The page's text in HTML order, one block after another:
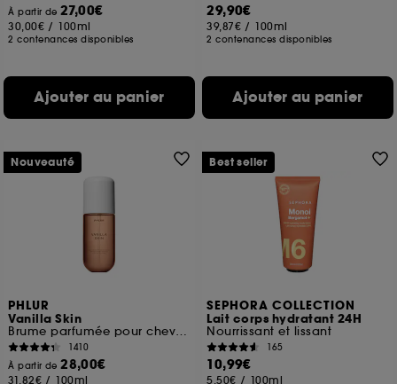
À partir de27,00€
30,00€ / 100ml
2 contenances disponibles
Ajouter au panier
29,90€
39,87€ / 100ml
2 contenances disponibles
Ajouter au panier
PHLUR
Vanilla Skin
Brume parfumée pour cheveux et corps
1410
À partir de28,00€
31,82€ / 100ml
Nouveauté
SEPHORA COLLECTION
Lait corps hydratant 24H
Nourrissant et lissant
165
10,99€
5,50€ / 100ml
Best seller